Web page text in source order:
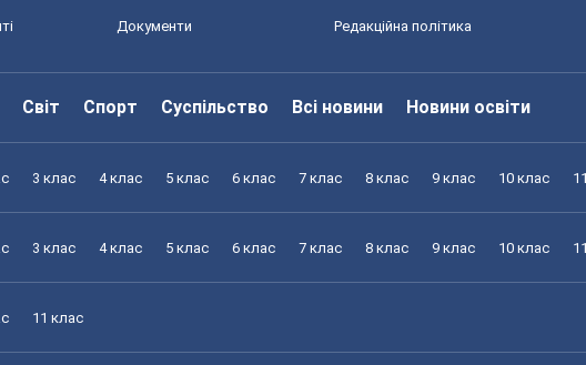
Документи Редакційна політика
Світ Спорт Суспільство Всі новини Новини освіти
3 клас 4 клас 5 клас 6 клас 7 клас 8 клас 9 клас 10 клас
3 клас 4 клас 5 клас 6 клас 7 клас 8 клас 9 клас 10 клас
11 клас